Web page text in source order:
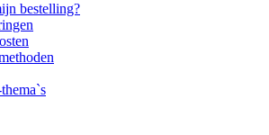
bestelling?